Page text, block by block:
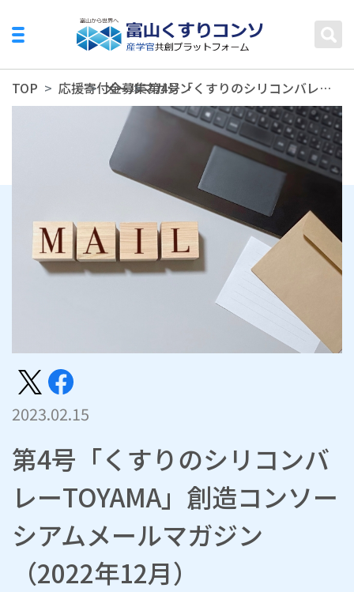
TOP 応援寄付金募集メールマガジン 第4号「くすりのシリコンバレーTOYAMA」創造コンソーシアムメールマガジン（2022年12月）
2023.02.15
第4号「くすりのシリコンバ
レーTOYAMA」創造コンソー
シアムメールマガジン
（2022年12月）